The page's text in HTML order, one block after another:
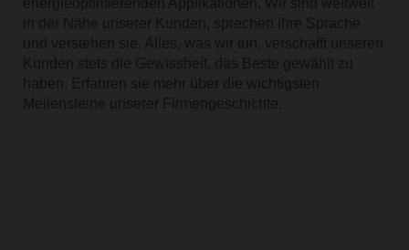
in der Nähe unserer Kunden, sprechen ihre Sprache
und verstehen sie. Alles, was wir tun, verschafft unseren
Kunden stets die Gewissheit, das Beste gewählt zu
haben. Erfahren sie mehr über die wichtigsten
Meilensteine unserer Firmengeschichte.